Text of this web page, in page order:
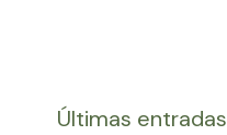
Últimas entradas